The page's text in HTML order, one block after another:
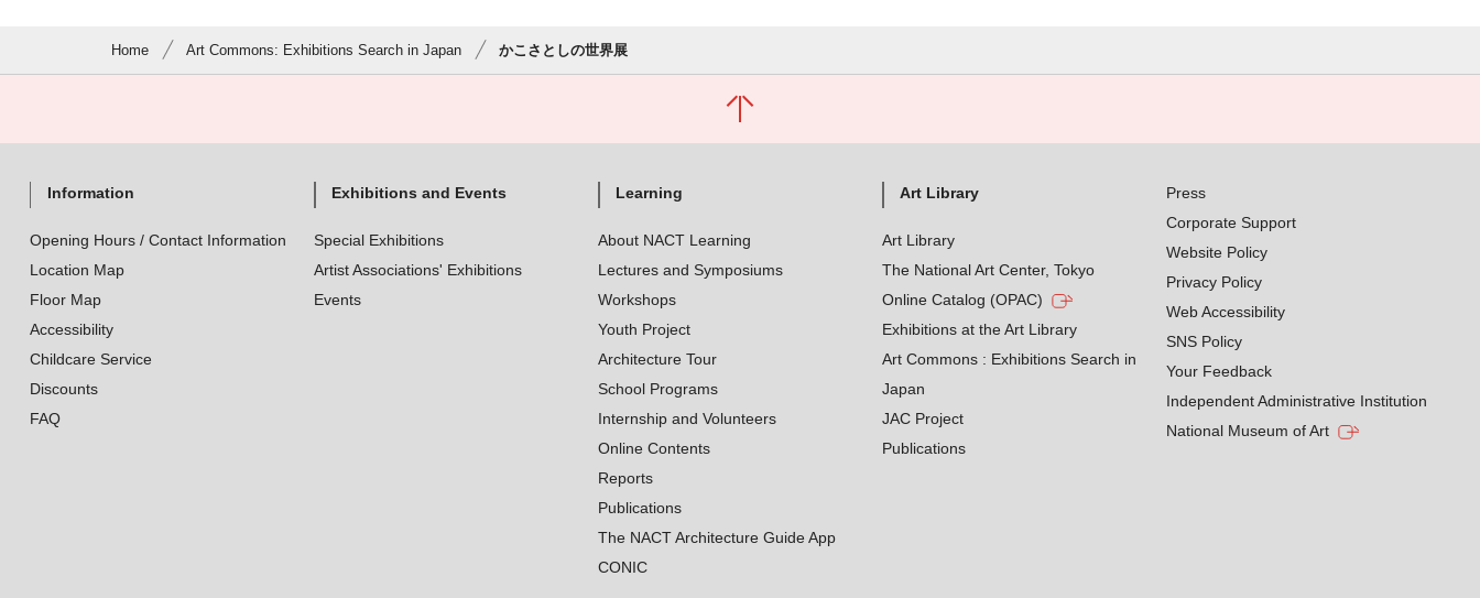
Home Art Commons: Exhibitions Search in Japan かこさとしの世界展
Information
Opening Hours / Contact Information
Location Map
Floor Map
Accessibility
Childcare Service
Discounts
FAQ
Exhibitions and Events
Special Exhibitions
Artist Associations' Exhibitions
Events
Learning
About NACT Learning
Lectures and Symposiums
Workshops
Youth Project
Architecture Tour
School Programs
Internship and Volunteers
Online Contents
Reports
Publications
The NACT Architecture Guide App
CONIC
Art Library
Art Library
The National Art Center, Tokyo
Online Catalog (OPAC)
Exhibitions at the Art Library
Art Commons : Exhibitions Search in
Japan
JAC Project
Publications
Press
Corporate Support
Website Policy
Privacy Policy
Web Accessibility
SNS Policy
Your Feedback
Independent Administrative Institution
National Museum of Art